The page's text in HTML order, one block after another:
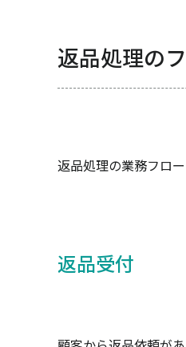
返品処理の
返品処理の業務フロ
返品受付